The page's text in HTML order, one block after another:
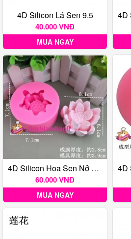
4D Silicon Lá Sen 9.5
40.000 VNĐ
MUA NGAY
4D Silicon Hoa Sen Nở 6.1 H6669
60.000 VNĐ
MUA NGAY